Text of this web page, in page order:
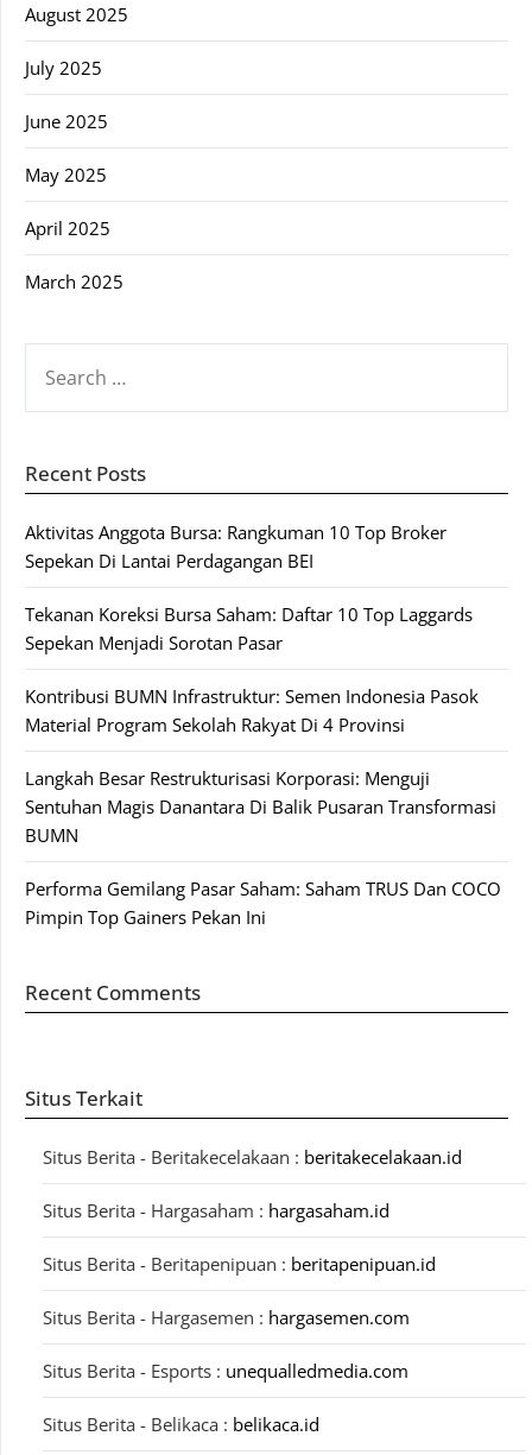
August 2025
July 2025
June 2025
May 2025
April 2025
March 2025
FOR:
Recent Posts
Aktivitas Anggota Bursa: Rangkuman 10 Top Broker
Sepekan Di Lantai Perdagangan BEI
Tekanan Koreksi Bursa Saham: Daftar 10 Top Laggards
Sepekan Menjadi Sorotan Pasar
Kontribusi BUMN Infrastruktur: Semen Indonesia Pasok
Material Program Sekolah Rakyat Di 4 Provinsi
Langkah Besar Restrukturisasi Korporasi: Menguji
Sentuhan Magis Danantara Di Balik Pusaran Transformasi
BUMN
Performa Gemilang Pasar Saham: Saham TRUS Dan COCO
Pimpin Top Gainers Pekan Ini
Recent Comments
Situs Terkait
Situs Berita - Beritakecelakaan : beritakecelakaan.id
Situs Berita - Hargasaham : hargasaham.id
Situs Berita - Beritapenipuan : beritapenipuan.id
Situs Berita - Hargasemen : hargasemen.com
Situs Berita - Esports : unequalledmedia.com
Situs Berita - Belikaca : belikaca.id